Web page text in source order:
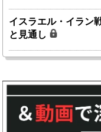
イスラエル・イラン
と見通し